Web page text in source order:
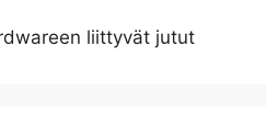
liittyvät jutut